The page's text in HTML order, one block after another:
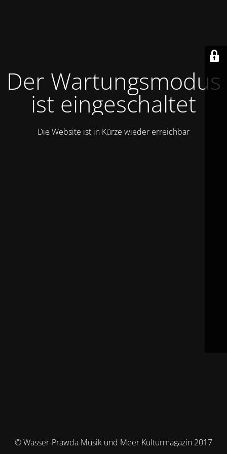
Der Wartungsmodus
ist eingeschaltet
Die Website ist in Kürze wieder erreichbar
© Wasser-Prawda Musik und Meer Kulturmagazin 2017